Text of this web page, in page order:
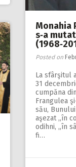
Monahia
s‑a
Posted on
La sfârşitul
31
cumpăna
Frangulea
său,
aşezat ,,în
odihni, „în
fi…